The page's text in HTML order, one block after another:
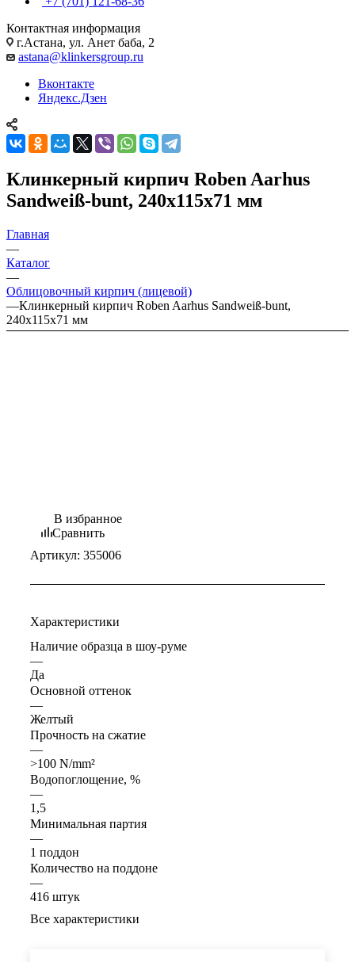
Контактная информация
г.Астана, ул. Анет баба, 2
astana@klinkersgroup.ru
Вконтакте
Яндекс.Дзен
Клинкерный кирпич Roben Aarhus
Sandweiß-bunt, 240х115х71 мм
Главная
—
Каталог
—
Облицовочный кирпич (лицевой)
—Клинкерный кирпич Roben Aarhus Sandweiß-bunt,
240х115х71 мм
В избранное
Сравнить
Артикул: 355006
Характеристики
Наличие образца в шоу-руме
—
Да
Основной оттенок
—
Желтый
Прочность на сжатие
—
>100 N/mm²
Водопоглощение, %
—
1,5
Минимальная партия
—
1 поддон
Количество на поддоне
—
416 штук
Все характеристики